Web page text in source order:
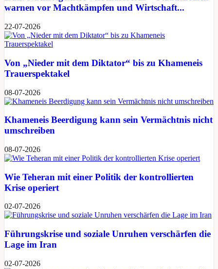
warnen vor Machtkämpfen und Wirtschaft...
22-07-2026
Von „Nieder mit dem Diktator“ bis zu Khameneis
Trauerspektakel
08-07-2026
Khameneis Beerdigung kann sein Vermächtnis nicht
umschreiben
08-07-2026
Wie Teheran mit einer Politik der kontrollierten
Krise operiert
02-07-2026
Führungskrise und soziale Unruhen verschärfen die
Lage im Iran
02-07-2026